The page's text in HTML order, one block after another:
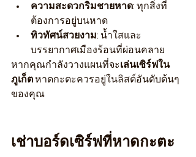
ความสะดวกริมชายหาด: ทุกสิ่งที่
ต้องการอยู่บนหาด
ทิวทัศน์สวยงาม: น้ำใสและ
บรรยากาศเมืองร้อนที่ผ่อนคลาย
หากคุณกำลังวางแผนที่จะเล่นเซิร์ฟใน
ภูเก็ต หาดกะตะควรอยู่ในลิสต์อันดับต้นๆ
ของคุณ
เช่าบอร์ดเซิร์ฟที่หาดกะตะ